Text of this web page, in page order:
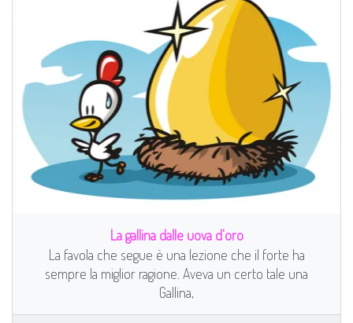
La gallina dalle uova d'oro
La favola che segue è una lezione che il forte ha
sempre la miglior ragione. Aveva un certo tale una
Gallina,